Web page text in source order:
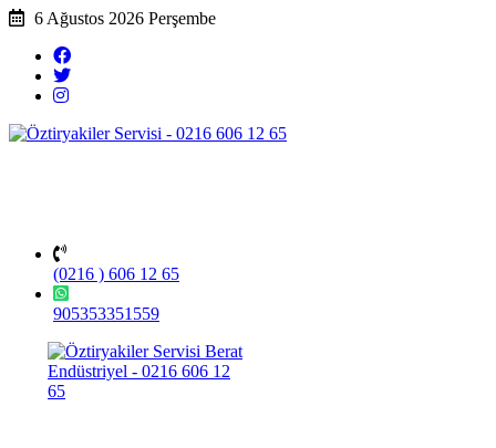
6 Ağustos 2026 Perşembe
(0216 ) 606 12 65
905353351559